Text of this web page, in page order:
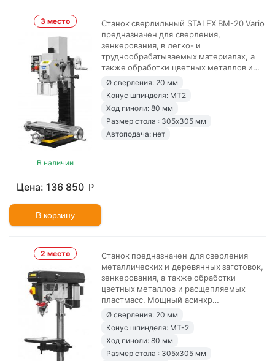
3 место
В наличии
136 850 p
В корзину
Станок сверлильный STALEX BM-20 Vario
предназначен для сверления,
зенкерования, в легко- и
труднообрабатываемых материалах, а
также обработки цветных металлов и…
Ø сверления: 20 мм
Конус шпинделя: MT2
Ход пиноли: 80 мм
Размер стола : 305х305 мм
Автоподача: нет
2 место
Станок предназначен для сверления
металлических и деревянных заготовок,
зенкерования, а также обработки
цветных металлов и расщепляемых
пластмасс. Мощный асинхр…
Ø сверления: 20 мм
Конус шпинделя: MT-2
Ход пиноли: 80 мм
Размер стола : 305х305 мм